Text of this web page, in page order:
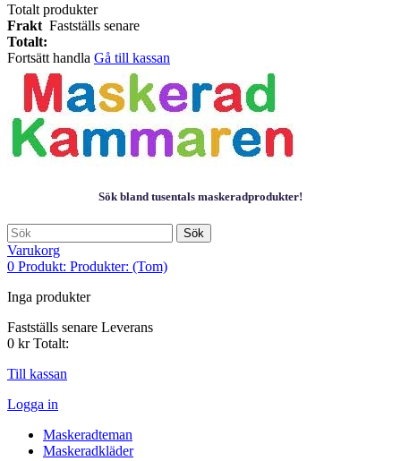
Totalt produkter
Frakt Fastställs senare
Totalt:
Fortsätt handla Gå till kassan
Sök bland tusentals maskeradprodukter!
Sök
Varukorg
0 Produkt: Produkter: (Tom)
Inga produkter
Fastställs senare Leverans
0 kr Totalt:
Till kassan
Logga in
Maskeradteman
Maskeradkläder